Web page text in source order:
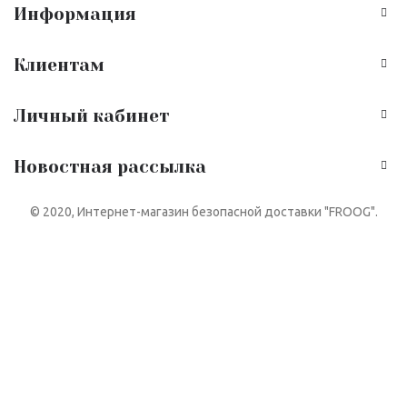
Информация
Клиентам
Личный кабинет
Новостная рассылка
© 2020, Интернет-магазин безопасной доставки "FROOG".